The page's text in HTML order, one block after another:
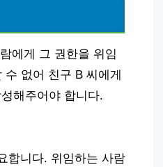
에게 그 권한을 위임
없어 친구 B 씨에게
해주어야 합니다.
합니다. 위임하는 사람